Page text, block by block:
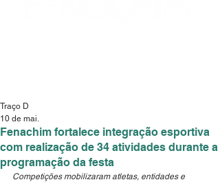
Fenachim fortalece integração esportiva
com realização de 34 atividades durante a
programação da festa
Traço D
10 de mai.
Competições mobilizaram atletas, entidades e